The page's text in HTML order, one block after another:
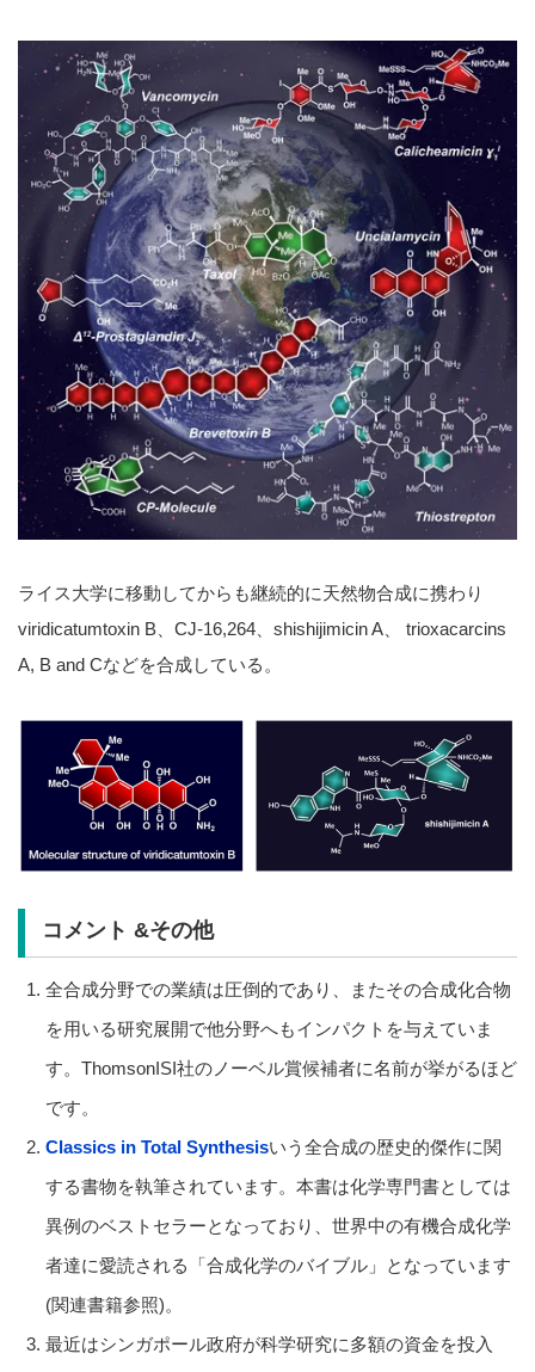
ライス大学に移動してからも継続的に天然物合成に携わり
viridicatumtoxin B、CJ-16,264、shishijimicin A、 trioxacarcins
A, B and Cなどを合成している。
コメント &その他
全合成分野での業績は圧倒的であり、またその合成化合物
を用いる研究展開で他分野へもインパクトを与えていま
す。ThomsonISI社のノーベル賞候補者に名前が挙がるほど
です。
Classics in Total Synthesisいう全合成の歴史的傑作に関
する書物を執筆されています。本書は化学専門書としては
異例のベストセラーとなっており、世界中の有機合成化学
者達に愛読される「合成化学のバイブル」となっています
(関連書籍参照)。
最近はシンガポール政府が科学研究に多額の資金を投入